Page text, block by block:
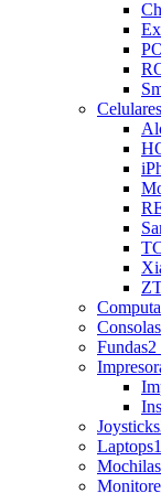
Celulares
Consolas
Fundas2
Joysticks
Laptops
Mochilas